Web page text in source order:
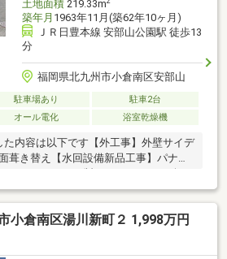
土地面積219.33m
築年月 1963年11月(築62年10ヶ月)
ＪＲ日豊本線 安部山公園駅 徒歩13
分
福岡県北九州市小倉南区安部山
駐車場あり
駐車2台
オール電化 浴室乾燥機
内容は以下です【外工事】外壁サイデ
葺き替え【水回設備新品工事】パナソ
化粧台、リクシル製保温洗浄便座付き
い焚き機能付き）【内部】間取変更、
タイル、シューズボックス、全室クロ
室建具、一部サッシ（二重サッシ）、
小倉南区湯川新町２ 1,998万円